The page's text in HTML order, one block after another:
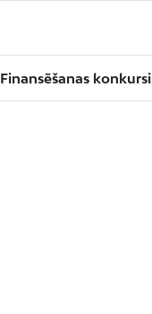
Finansēšanas konkursi